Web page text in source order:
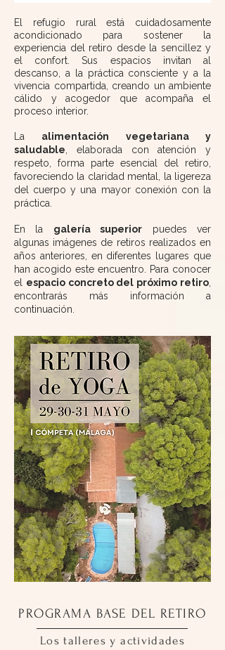
El refugio rural está cuidadosamente
acondicionado para sostener la
experiencia del retiro desde la sencillez y
el confort. Sus espacios invitan al
descanso, a la práctica consciente y a la
vivencia compartida, creando un ambiente
cálido y acogedor que acompaña el
proceso interior.
La alimentación vegetariana y
saludable , elaborada con atención y
respeto, forma parte esencial del retiro,
favoreciendo la claridad mental, la ligereza
del cuerpo y una mayor conexión con la
práctica.
En la galería superior puedes ver
algunas imágenes de retiros realizados en
años anteriores, en diferentes lugares que
han acogido este encuentro. Para conocer
el espacio concreto del próximo retiro
encontrarás más información a
continuación.
PROGRAMA BASE DEL RETIRO
Los talleres y actividades